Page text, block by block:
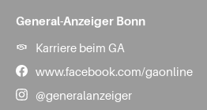
General-Anzeiger Bonn
Karriere beim GA
www.facebook.com/gaonline
@generalanzeiger